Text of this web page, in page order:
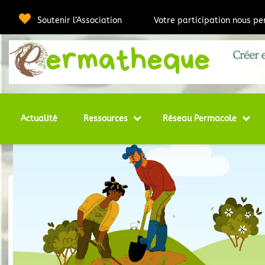
Soutenir l’Association Votre participation nous
Actualité Ressources Réseau Permacole